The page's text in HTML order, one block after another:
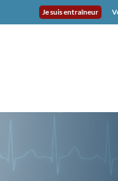
Je suis entraîneur